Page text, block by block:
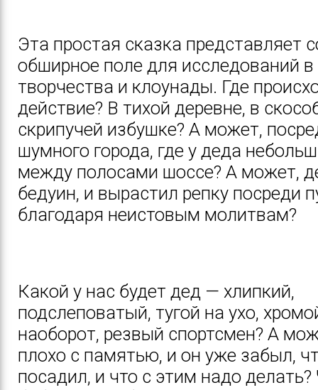
Эта простая сказка представляет
обширное поле для исследований в
творчества и клоунады. Где
действие? В тихой деревне, в
скрипучей избушке? А может,
шумного города, где у деда
между полосами шоссе? А может,
бедуин, и вырастил репку посреди
благодаря неистовым молитвам?
Какой у нас будет дед — хлипкий,
подслеповатый, тугой на ухо,
наоборот, резвый спортсмен? А
плохо с памятью, и он уже забыл,
посадил, и что с этим надо делать?